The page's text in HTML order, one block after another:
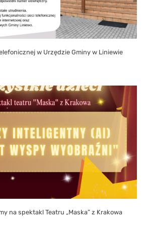
w Urzędzie Gminy w Liniewie
na spektakl Teatru „Maska” z Krakowa